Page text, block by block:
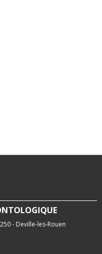
- Deville-les-Rouen